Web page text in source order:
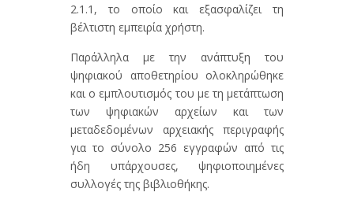
2.1.1, το οποίο και εξασφαλίζει τη
βέλτιστη εμπειρία χρήστη.
Παράλληλα με την ανάπτυξη του
ψηφιακού αποθετηρίου ολοκληρώθηκε
και ο εμπλουτισμός του με τη μετάπτωση
των ψηφιακών αρχείων και των
μεταδεδομένων αρχειακής περιγραφής
για το σύνολο 256 εγγραφών από τις
ήδη υπάρχουσες, ψηφιοποιημένες
συλλογές της βιβλιοθήκης.